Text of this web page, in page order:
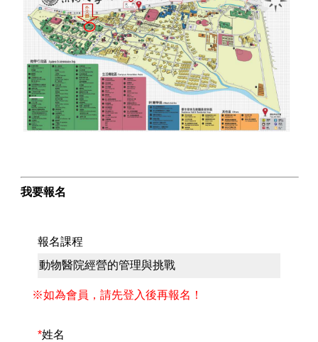
我要報名
報名課程
※如為會員，請先登入後再報名！
*姓名